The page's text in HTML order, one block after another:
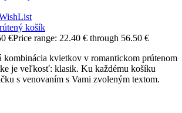
košík
€Price range: 22.40 € through 56.50 €
kombinácia kvietkov v romantickom prútenom
je veľkosť: klasik. Ku každému košíku
s venovaním s Vami zvoleným textom.